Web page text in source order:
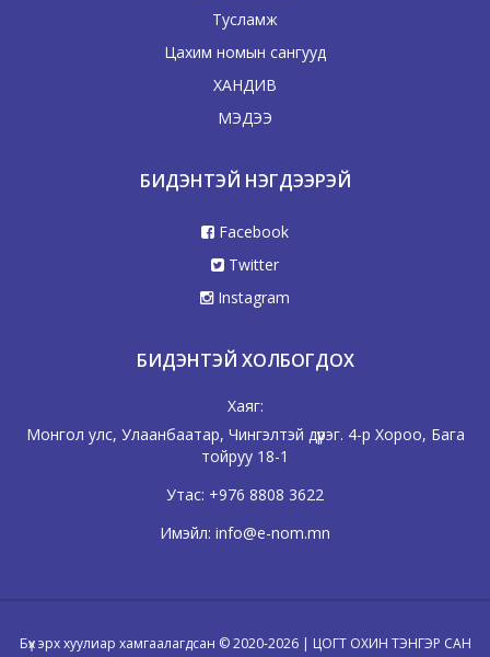
Тусламж
Цахим номын сангууд
ХАНДИВ
МЭДЭЭ
БИДЭНТЭЙ НЭГДЭЭРЭЙ
Facebook
Twitter
Instagram
БИДЭНТЭЙ ХОЛБОГДОХ
Хаяг:
Монгол улс, Улаанбаатар, Чингэлтэй дүүрэг. 4-р Хороо, Бага
тойруу 18-1
Утас: +976 8808 3622
Имэйл: info@e-nom.mn
Бүх эрх хуулиар хамгаалагдсан © 2020-2026 | ЦОГТ ОХИН ТЭНГЭР САН